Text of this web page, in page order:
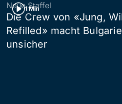
1 Min
Neue Staffel
Die Crew von «Jung,
Refilled» macht
unsicher